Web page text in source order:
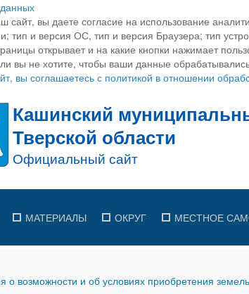
сайт, вы даете согласие на использование
тип и версия ОС, тип и версия Браузера; тип
открывает и на какие кнопки нажимает
вы не хотите, чтобы ваши данные
вы соглашаетесь с политикой в отношении
МАТЕРИАЛЫ ОКРУГ МЕСТНОЕ
возможности и об условиях приобретения